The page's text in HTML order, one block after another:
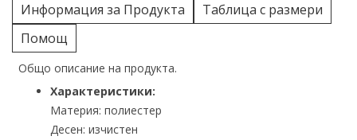
Информация за Продукта
Таблица с размери
Помощ
Общо описание на продукта.
Характеристики:
Материя: полиестер
Десен: изчистен